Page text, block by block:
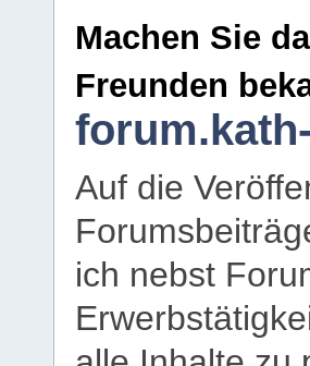
Machen Sie
Freunden
Auf die
ich nebst